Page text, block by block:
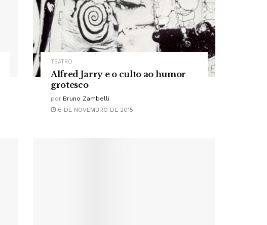
TEATRO
Alfred Jarry e o culto ao humor
grotesco
por Bruno Zambelli
6 DE NOVEMBRO DE 2015